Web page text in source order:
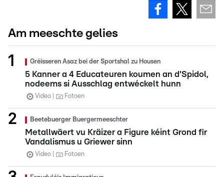
Am meeschte gelies
Gréisseren Asaz bei der Sportshal zu Housen
5 Kanner a 4 Educateuren koumen an d'Spidol,
nodeems si Ausschlag entwéckelt hunn
Video Fotoen
Beetebuerger Buergermeeschter
Metallwäert vu Kräizer a Figure kéint Grond fir
Vandalismus u Griewer sinn
Video Fotoen